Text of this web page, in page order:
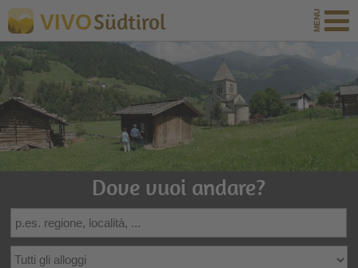
VIVOSüdtirol
Dove vuoi andare?